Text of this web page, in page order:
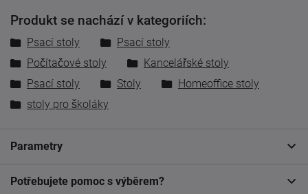
Produkt se nachází v kategoriích:
Psací stoly
Psací stoly
Počítačové stoly
Kancelářské stoly
Psací stoly
Stoly
Homeoffice stoly
stoly pro školáky
Parametry
Potřebujete pomoc s výběrem?